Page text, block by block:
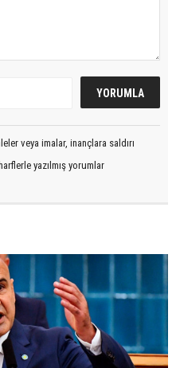
veya imalar, inançlara saldırı
yazılmış yorumlar